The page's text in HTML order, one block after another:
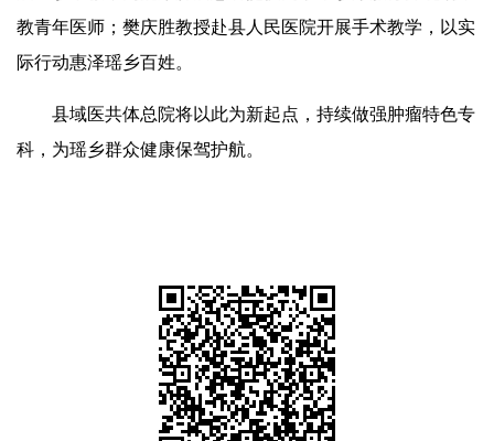
教青年医师；樊庆胜教授赴县人民医院开展手术教学，以实
际行动惠泽瑶乡百姓。
县域医共体总院将以此为新起点，持续做强肿瘤特色专
科，为瑶乡群众健康保驾护航。‌